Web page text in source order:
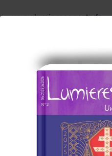
www.lumieresenarts.fr
« DEMANDEZ
Chaque mois la rédaction de
d'albums/films/livres/expos/
consommer sans
Nos